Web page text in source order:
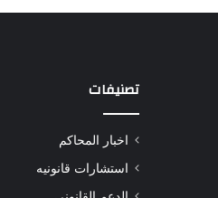
تصنيفات
اخبار المحاكم
استشارات قانونيه